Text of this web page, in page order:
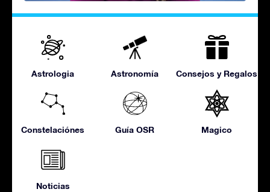
Astrologia Astronomía Consejos y Regalos
Constelaciónes Guía OSR Magico
Noticias